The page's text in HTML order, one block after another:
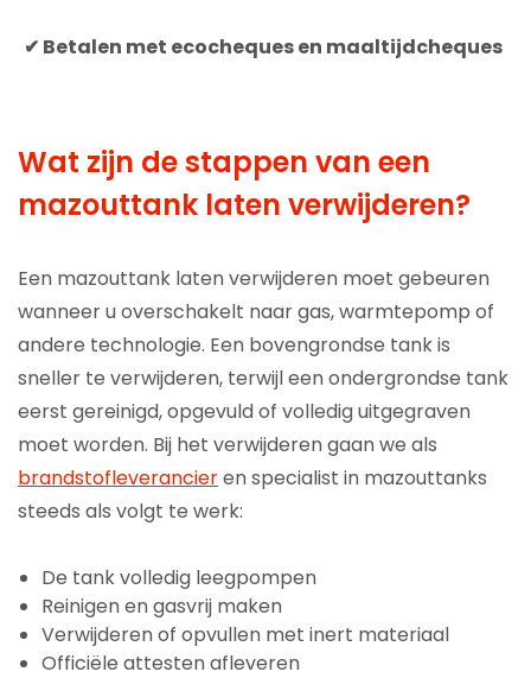
✔ Betalen met ecocheques en maaltijdcheques
Wat zijn de stappen van een
mazouttank laten verwijderen?
Een mazouttank laten verwijderen moet gebeuren
wanneer u overschakelt naar gas, warmtepomp of
andere technologie. Een bovengrondse tank is
sneller te verwijderen, terwijl een ondergrondse tank
eerst gereinigd, opgevuld of volledig uitgegraven
moet worden. Bij het verwijderen gaan we als
brandstofleverancieren specialist in mazouttanks
steeds als volgt te werk:
De tank volledig leegpompen
Reinigen en gasvrij maken
Verwijderen of opvullen met inert materiaal
Officiële attesten afleveren